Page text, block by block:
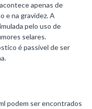
apenas de
e na gravidez. A
pelo uso de
selares.
é passível de ser
podem ser encontrados